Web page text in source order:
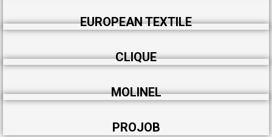
EUROPEAN TEXTILE
CLIQUE
MOLINEL
PROJOB